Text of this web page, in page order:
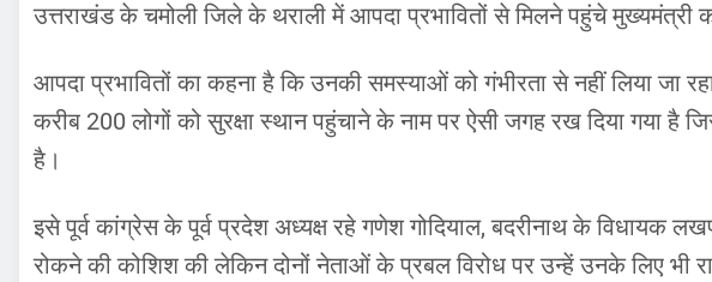
उत्तराखंड के चमोली जिले के थराली में आपदा प्रभावितों से मिलने पहुंचे मुख्यमंत्री
आपदा प्रभावितों का कहना है कि उनकी समस्याओं को गंभीरता से नहीं लिया जा
करीब 200 लोगों को सुरक्षा स्थान पहुंचाने के नाम पर ऐसी जगह रख दिया गया
है।
इसे पूर्व कांग्रेस के पूर्व प्रदेश अध्यक्ष रहे गणेश गोदियाल, बदरीनाथ के विधायक
रोकने की कोशिश की लेकिन दोनों नेताओं के प्रबल विरोध पर उन्हें उनके लिए भी